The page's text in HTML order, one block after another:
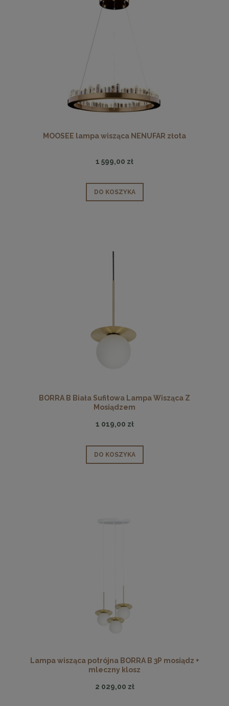
MOOSEE lampa wisząca NENUFAR złota
1 599,00 zł
DO KOSZYKA
BORRA B Biała Sufitowa Lampa Wisząca Z
Mosiądzem
1 019,00 zł
DO KOSZYKA
Lampa wisząca potrójna BORRA B 3P mosiądz +
mleczny klosz
2 029,00 zł